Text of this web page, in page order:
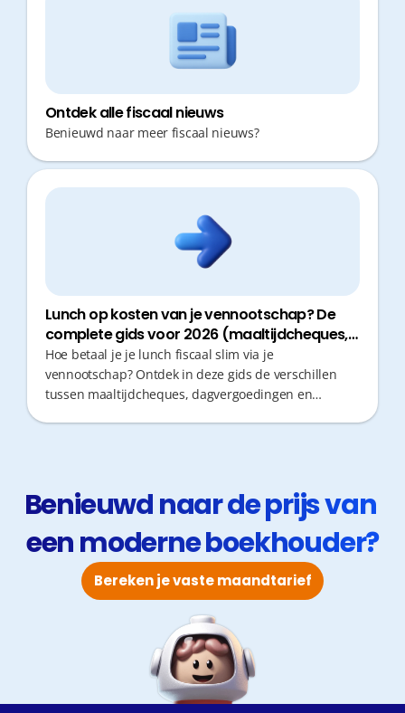
Ontdek alle fiscaal nieuws
Benieuwd naar meer fiscaal nieuws?
Lunch op kosten van je vennootschap? De
complete gids voor 2026 (maaltijdcheques,
dagvergoedingen en restaurantkosten)
Hoe betaal je je lunch fiscaal slim via je
vennootschap? Ontdek in deze gids de verschillen
tussen maaltijdcheques, dagvergoedingen en
Benieuwd naar de prijs van
een moderne boekhouder?
Bereken je vaste maandtarief